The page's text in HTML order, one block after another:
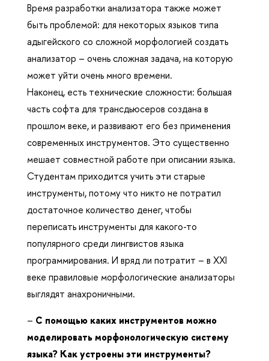
Время разработки анализатора также может
быть проблемой: для некоторых языков типа
адыгейского со сложной морфологией создать
анализатор – очень сложная задача, на которую
может уйти очень много времени.
Наконец, есть технические сложности: большая
часть софта для трансдьюсеров создана в
прошлом веке, и развивают его без применения
современных инструментов. Это существенно
мешает совместной работе при описании языка.
Студентам приходится учить эти старые
инструменты, потому что никто не потратил
достаточное количество денег, чтобы
переписать инструменты для какого-то
популярного среди лингвистов языка
программирования. И вряд ли потратит – в XXI
веке правиловые морфологические анализаторы
выглядят анахроничными.
– С помощью каких инструментов можно
моделировать морфонологическую систему
языка? Как устроены эти инструменты?